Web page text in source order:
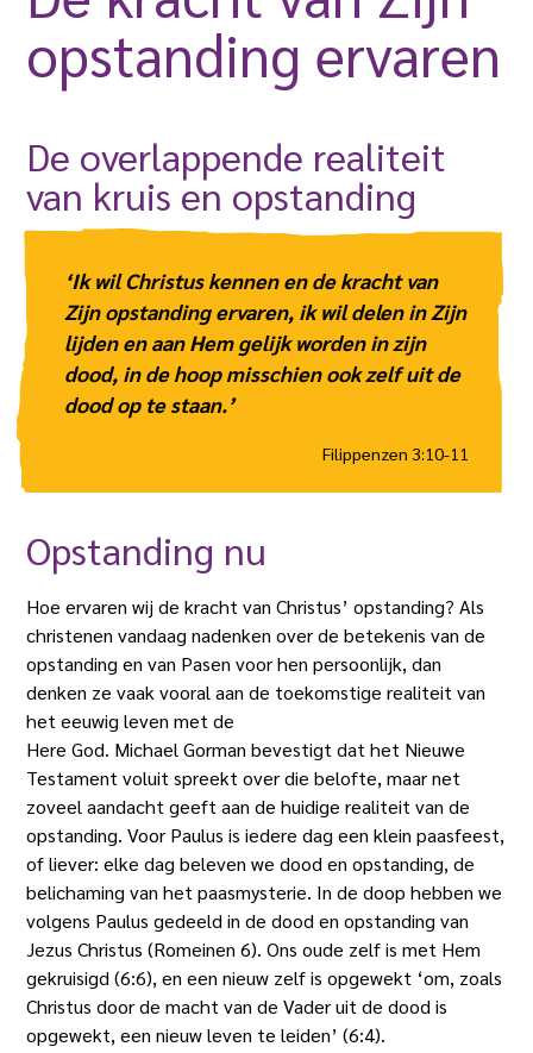
opstanding ervaren
De overlappende realiteit
van kruis en opstanding
‘Ik wil Christus kennen en de kracht van
Zijn opstanding ervaren, ik wil delen in Zijn
lijden en aan Hem gelijk worden in zijn
dood, in de hoop misschien ook zelf uit de
dood op te staan.’
Filippenzen 3:10-11
Opstanding nu
Hoe ervaren wij de kracht van Christus’ opstanding? Als
christenen vandaag nadenken over de betekenis van de
opstanding en van Pasen voor hen persoonlijk, dan
denken ze vaak vooral aan de toekomstige realiteit van
het eeuwig leven met de
Here God. Michael Gorman bevestigt dat het Nieuwe
Testament voluit spreekt over die belofte, maar net
zoveel aandacht geeft aan de huidige realiteit van de
opstanding. Voor Paulus is iedere dag een klein paasfeest,
of liever: elke dag beleven we dood en opstanding, de
belichaming van het paasmysterie. In de doop hebben we
volgens Paulus gedeeld in de dood en opstanding van
Jezus Christus (Romeinen 6). Ons oude zelf is met Hem
gekruisigd (6:6), en een nieuw zelf is opgewekt ‘om, zoals
Christus door de macht van de Vader uit de dood is
opgewekt, een nieuw leven te leiden’ (6:4).